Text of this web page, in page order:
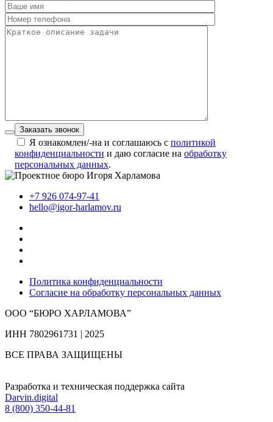
Заказать звонок
Я ознакомлен/-на и соглашаюсь с политикой
конфиденциальности и даю согласие на обработку
персональных данных.
+7 926 074-97-41
hello@igor-harlamov.ru
Политика конфиденциальности
Согласие на обработку персональных данных
ООО “БЮРО ХАРЛАМОВА”
ИНН 7802961731 | 2025
ВСЕ ПРАВА ЗАЩИЩЕНЫ
Разработка и техническая поддержка сайта
Darvin.digital
8 (800) 350-44-81